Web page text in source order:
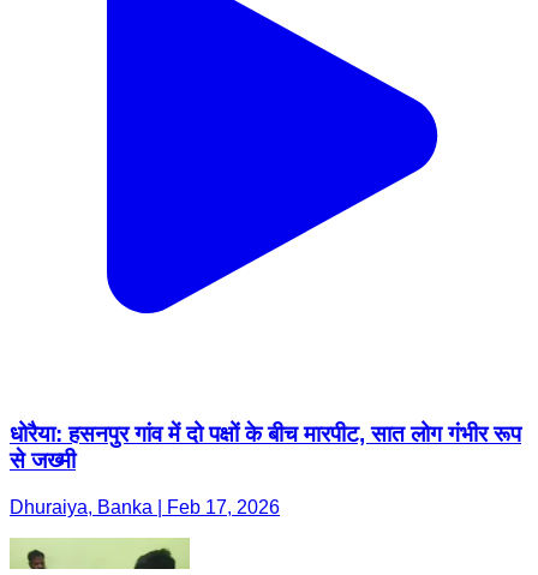
धोरैया: हसनपुर गांव में दो पक्षों के बीच मारपीट, सात लोग गंभीर रूप
से जख्मी
Dhuraiya, Banka | Feb 17, 2026